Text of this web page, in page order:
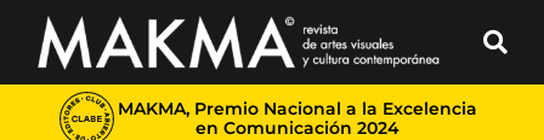
MAKMA, Premio Nacional a la Excelencia
en Comunicación 2024